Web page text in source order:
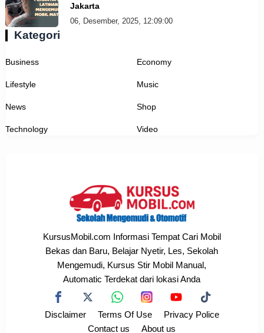
Jakarta
06, Desember, 2025, 12:09:00
Kategori
Business Economy
Lifestyle Music
News Shop
Technology Video
KursusMobil.com Informasi Tempat Cari Mobil
Bekas dan Baru, Belajar Nyetir, Les, Sekolah
Mengemudi, Kursus Stir Mobil Manual,
Automatic Terdekat dari lokasi Anda
Disclaimer Terms Of Use
Privacy Police
Contact us
About us